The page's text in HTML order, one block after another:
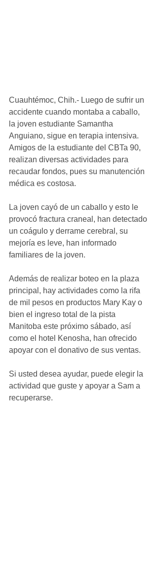
Cuauhtémoc, Chih.- Luego de sufrir un
accidente cuando montaba a caballo,
la joven estudiante Samantha
Anguiano, sigue en terapia intensiva.
Amigos de la estudiante del CBTa 90,
realizan diversas actividades para
recaudar fondos, pues su manutención
médica es costosa.
La joven cayó de un caballo y esto le
provocó fractura craneal, han detectado
un coágulo y derrame cerebral, su
mejoría es leve, han informado
familiares de la joven.
Además de realizar boteo en la plaza
principal, hay actividades como la rifa
de mil pesos en productos Mary Kay o
bien el ingreso total de la pista
Manitoba este próximo sábado, así
como el hotel Kenosha, han ofrecido
apoyar con el donativo de sus ventas.
Si usted desea ayudar, puede elegir la
actividad que guste y apoyar a Sam a
recuperarse.